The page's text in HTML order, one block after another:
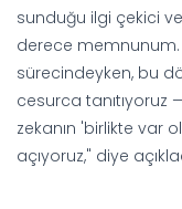
sunduğu ilgi çekici
derece memnunum.
sürecindeyken, bu
cesurca tanıtıyoruz
zekanın 'birlikte var
açıyoruz," diye